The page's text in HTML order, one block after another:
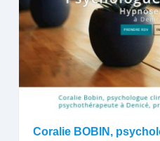
Coralie BOBIN,